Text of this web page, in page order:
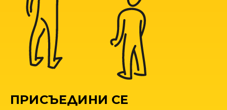
ПРИСЪЕДИНИ СЕ